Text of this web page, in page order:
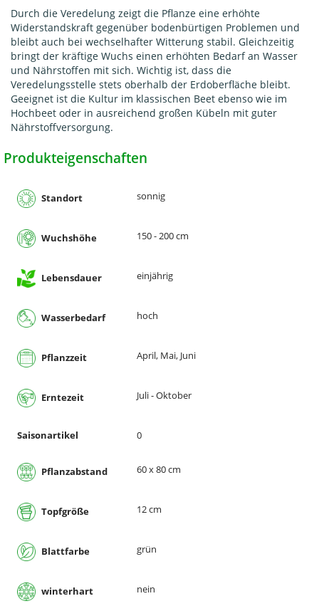
Durch die Veredelung zeigt die Pflanze eine erhöhte
Widerstandskraft gegenüber bodenbürtigen Problemen und
bleibt auch bei wechselhafter Witterung stabil. Gleichzeitig
bringt der kräftige Wuchs einen erhöhten Bedarf an Wasser
und Nährstoffen mit sich. Wichtig ist, dass die
Veredelungsstelle stets oberhalb der Erdoberfläche bleibt.
Geeignet ist die Kultur im klassischen Beet ebenso wie im
Hochbeet oder in ausreichend großen Kübeln mit guter
Nährstoffversorgung.
Produkteigenschaften
Standort sonnig
Wuchshöhe 150 - 200 cm
Lebensdauer einjährig
Wasserbedarf hoch
Pflanzzeit April, Mai, Juni
Erntezeit Juli - Oktober
Saisonartikel 0
Pflanzabstand 60 x 80 cm
Topfgröße 12 cm
Blattfarbe grün
winterhart nein